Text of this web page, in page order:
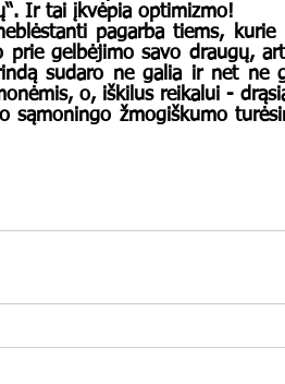
Ir tai įkvėpia optimizmo!
prie gelbėjimo savo draugų,
sudaro ne galia ir net ne
o, iškilus reikalui -